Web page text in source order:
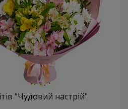
"Чудовий настрій"